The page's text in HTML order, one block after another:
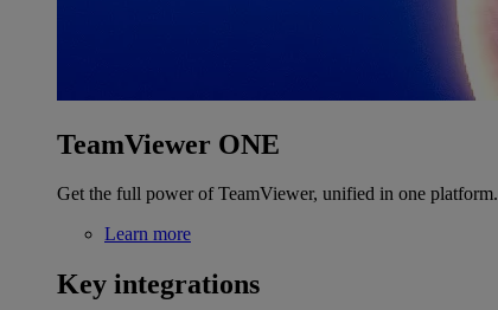
TeamViewer ONE
Get the full power of TeamViewer, unified in one platform.
Learn more
Key integrations